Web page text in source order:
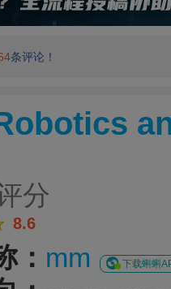
条评论！
分
8.6
： mm 下载蝌蝌